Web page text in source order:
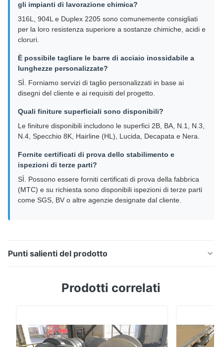
gli impianti di lavorazione chimica?
316L, 904L e Duplex 2205 sono comunemente consigliati
per la loro resistenza superiore a sostanze chimiche, acidi e
cloruri.
È possibile tagliare le barre di acciaio inossidabile a
lunghezze personalizzate?
SÌ. Forniamo servizi di taglio personalizzati in base ai
disegni del cliente e ai requisiti del progetto.
Quali finiture superficiali sono disponibili?
Le finiture disponibili includono le superfici 2B, BA, N.1, N.3,
N.4, Specchio 8K, Hairline (HL), Lucida, Decapata e Nera.
Fornite certificati di prova dello stabilimento e
ispezioni di terze parti?
SÌ. Possono essere forniti certificati di prova della fabbrica
(MTC) e su richiesta sono disponibili ispezioni di terze parti
come SGS, BV o altre agenzie designate dal cliente.
Punti salienti del prodotto
201/304/316/316Ti/310S/904L/2205 Barre in acciaio
freddo con servizio di taglio personalizzato.
Panoramica del prodotto Le barre in acciaio
Prodotti correlati